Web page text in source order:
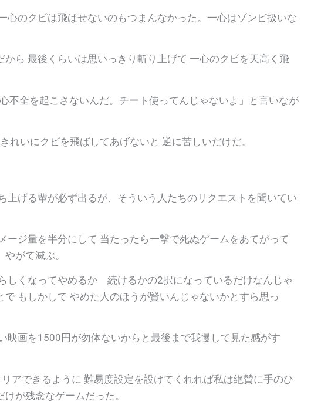
心のクビは飛ばせないのもつまんなかった。一心はゾンビ扱いな
から 最後くらいは思いっきり斬り上げて 一心のクビを天高く飛
不全を起こさないんだ。チート使ってんじゃないよ」と言いなが
れいにクビを飛ばしてあげないと 逆に苦しいだけだ。
上げる輩が必ず出るが、そういう人たちのリクエストを聞いてい
ージ量を半分にして 当たったら一撃で死ぬゲームをあてがって
がて滅ぶ。
しくなってやめるか 続けるかの2択になっているだけなんじゃ
もしかして やめた人のほうが賢いんじゃないかとすら思っ
映画を1500円が勿体ないからと最後まで我慢して見た感がす
アできるように 難易度設定を設けてくれれば私は絶賛に手のひ
が残念なゲームだった。